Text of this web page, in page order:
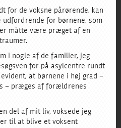
for de voksne pårørende, kan
for børnene, som
måtte være præget af en
i nogle af de familier, jeg
for på asylcentre rundt
at børnene i høj grad –
– præges af forældrenes
del af mit liv, voksede jeg
til at blive et voksent